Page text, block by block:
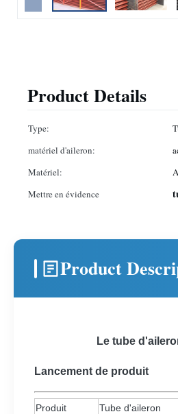
Product Details
Type:
matériel d'aileron:
Matériel:
Mettre en évidence
Product
Le tube
Lancement de produit
Produit
Tube d'aileron